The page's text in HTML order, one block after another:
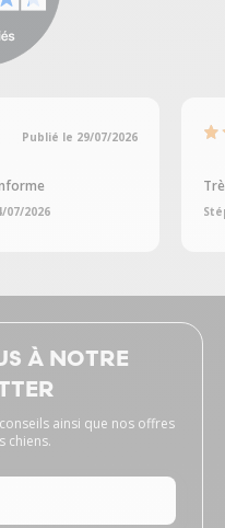
Publié le 29/07/2026
2026
À NOTRE
ainsi que nos offres
chiens.